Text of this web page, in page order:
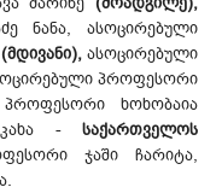
ნანა, ასოცირებული
(მდივანი),ასოცირებული
პროფესორი
ხოხობაია
- საქართველოს
ჯაში ჩარიტა,